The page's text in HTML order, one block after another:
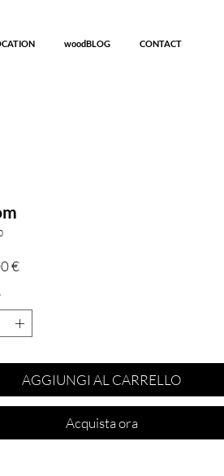
woodBLOG CONTACT
€Prezzo
AGGIUNGI AL CARRELLO
Acquista ora